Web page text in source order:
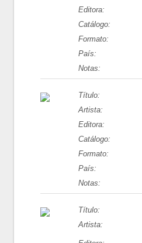
Editora:
Catálogo:
Formato:
País:
Notas:
Título:
Artista:
Editora:
Catálogo:
Formato:
País:
Notas:
Título:
Artista: